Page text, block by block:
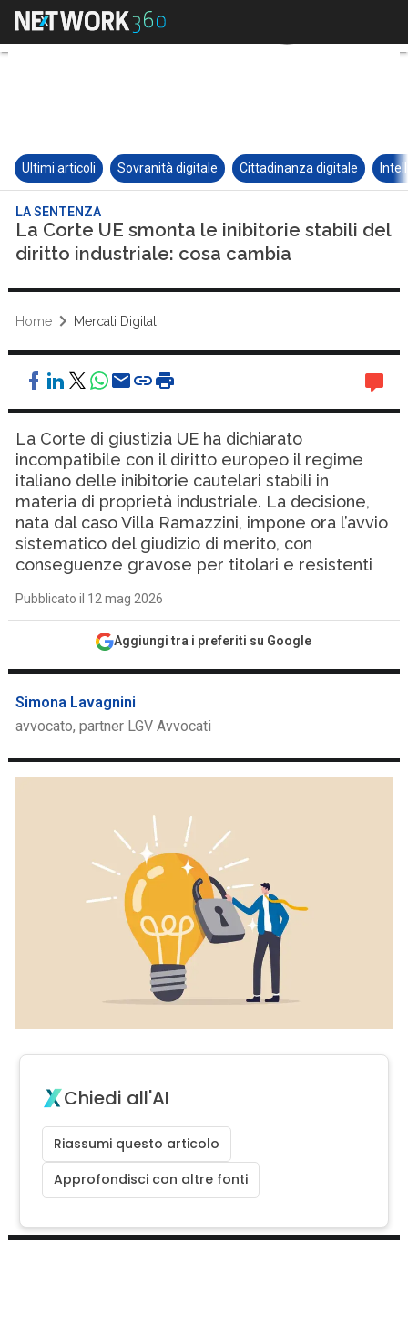
Ultimi articoli Sovranità digitale Cittadinanza digitale
LA SENTENZA
La Corte UE smonta le inibitorie stabili del
diritto industriale: cosa cambia
Home Mercati Digitali
La Corte di giustizia UE ha dichiarato
incompatibile con il diritto europeo il regime
italiano delle inibitorie cautelari stabili in
materia di proprietà industriale. La decisione,
nata dal caso Villa Ramazzini, impone ora l’avvio
sistematico del giudizio di merito, con
conseguenze gravose per titolari e resistenti
Pubblicato il 12 mag 2026
Aggiungi tra i preferiti su Google
Simona Lavagnini
avvocato, partner LGV Avvocati
Chiedi all'AI
Riassumi questo articolo
Approfondisci con altre fonti